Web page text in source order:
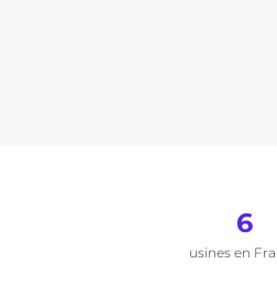
6
usines en